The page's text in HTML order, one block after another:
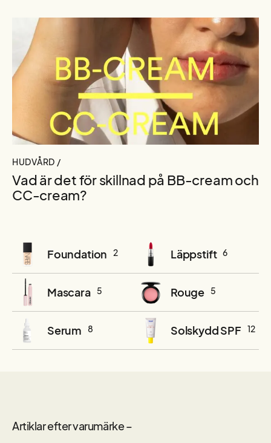
HUDVÅRD /
Vad är det för skillnad på BB-cream och
CC-cream?
Foundation 2 Läppstift 6
Mascara 5 Rouge 5
Serum 8 Solskydd SPF 12
Artiklar efter varumärke –